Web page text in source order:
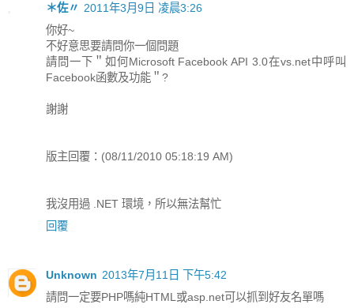
＊佐〃 2011年3月9日 凌晨3:26
你好~
不好意思要請問你一個問題
請問一下＂如何Microsoft Facebook API 3.0在vs.net中呼叫
Facebook函數及功能＂?
謝謝
版主回覆：(08/11/2010 05:18:19 AM)
我沒用過 .NET 環境，所以無法幫忙
回覆
Unknown 2013年7月11日 下午5:42
請問一定要PHP嗎純HTML或asp.net可以抓到好友名單嗎